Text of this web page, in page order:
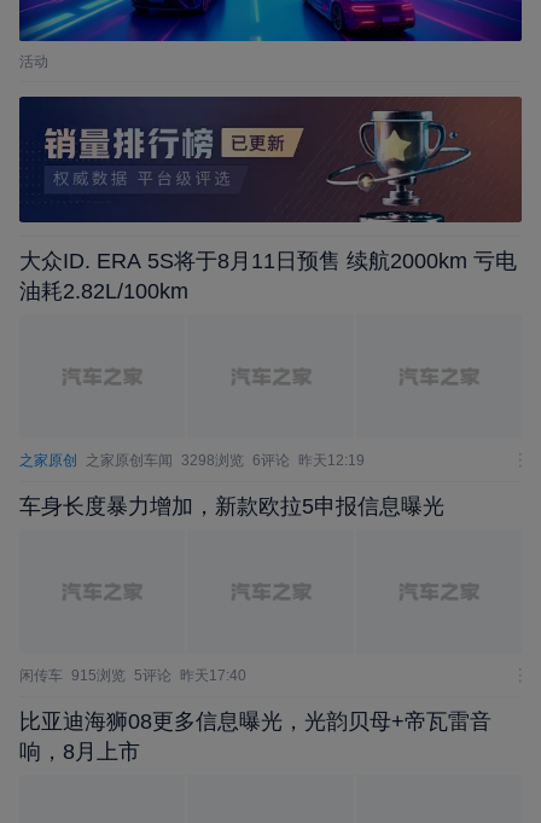
活动
大众ID. ERA 5S将于8月11日预售 续航2000km 亏电
油耗2.82L/100km
之家原创 之家原创车闻 3298浏览 6评论 昨天12:19
车身长度暴力增加，新款欧拉5申报信息曝光
闲传车 915浏览 5评论 昨天17:40
比亚迪海狮08更多信息曝光，光韵贝母+帝瓦雷音
响，8月上市